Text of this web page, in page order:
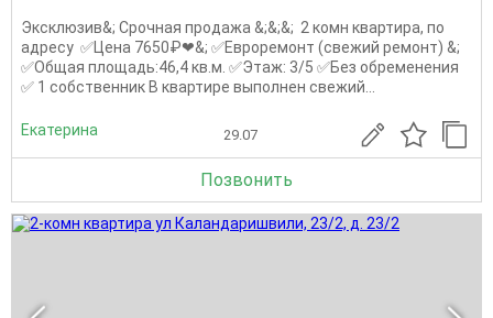
Эксклюзив&; Срочная продажа &;&;&; 2 комн квартира, по
адресу ✅Цена 7650₽❤‍&; ✅Евроремонт (свежий ремонт) &;
✅Общая площадь:46,4 кв.м. ✅Этаж: 3/5 ✅Без обременения
✅ 1 собственник В квартире выполнен свежий...
Екатерина 29.07
Позвонить